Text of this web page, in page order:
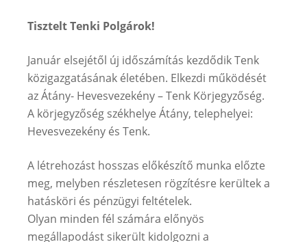
Tisztelt Tenki Polgárok!
Január elsejétől új időszámítás kezdődik Tenk
közigazgatásának életében. Elkezdi működését
az Átány- Hevesvezekény – Tenk Körjegyzőség.
A körjegyzőség székhelye Átány, telephelyei:
Hevesvezekény és Tenk.
A létrehozást hosszas előkészítő munka előzte
meg, melyben részletesen rögzítésre kerültek a
hatásköri és pénzügyi feltételek.
Olyan minden fél számára előnyös
megállapodást sikerült kidolgozni a